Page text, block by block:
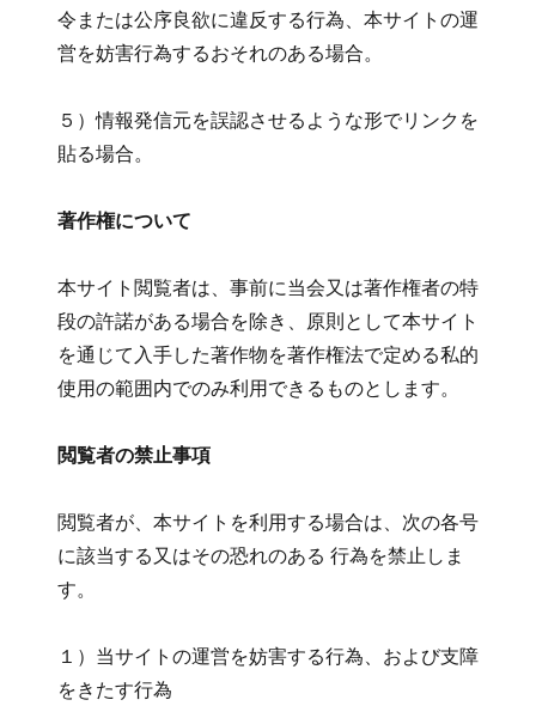
令または公序良欲に違反する行為、本サイトの運
営を妨害行為するおそれのある場合。
５）情報発信元を誤認させるような形でリンクを
貼る場合。
著作権について
本サイト閲覧者は、事前に当会又は著作権者の特
段の許諾がある場合を除き、原則として本サイト
を通じて入手した著作物を著作権法で定める私的
使用の範囲内でのみ利用できるものとします。
閲覧者の禁止事項
閲覧者が、本サイトを利用する場合は、次の各号
に該当する又はその恐れのある 行為を禁止しま
す。
１）当サイトの運営を妨害する行為、および支障
をきたす行為